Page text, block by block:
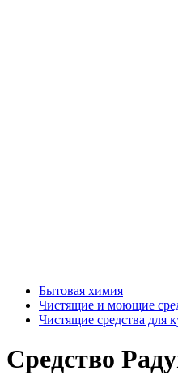
Бытовая химия
Чистящие и моющие
Чистящие средства для
Средство